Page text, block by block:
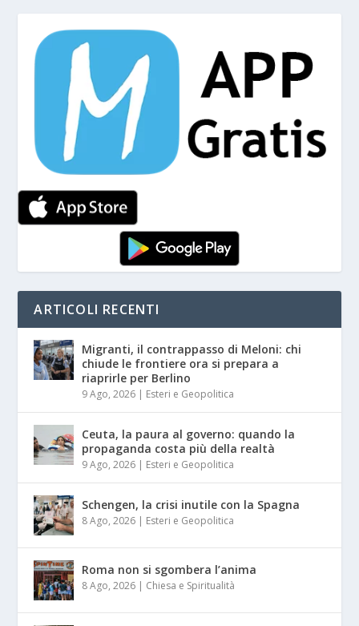
ARTICOLI RECENTI
Migranti, il contrappasso di Meloni: chi
chiude le frontiere ora si prepara a
riaprirle per Berlino
9 Ago, 2026 | Esteri e Geopolitica
Ceuta, la paura al governo: quando la
propaganda costa più della realtà
9 Ago, 2026 | Esteri e Geopolitica
Schengen, la crisi inutile con la Spagna
8 Ago, 2026 | Esteri e Geopolitica
Roma non si sgombera l’anima
8 Ago, 2026 | Chiesa e Spiritualità